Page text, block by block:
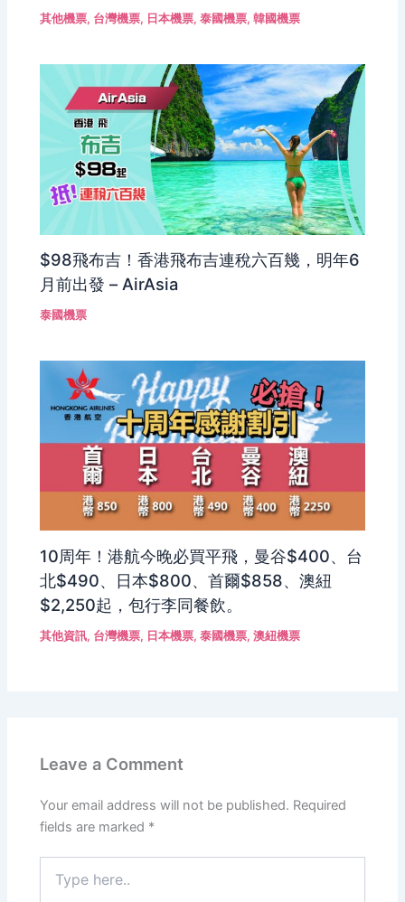
其他機票, 台灣機票, 日本機票,泰國機票,韓國機票
$98飛布吉！香港飛布吉連稅六百幾，明年6
月前出發 – AirAsia
泰國機票
10周年！港航今晚必買平飛，曼谷$400、台
北$490、日本$800、首爾$858、澳紐
$2,250起，包行李同餐飲。
其他資訊, 台灣機票, 日本機票,泰國機票,澳紐機票
Leave a Comment
Your email address will not be published. Required
fields are marked *
here..